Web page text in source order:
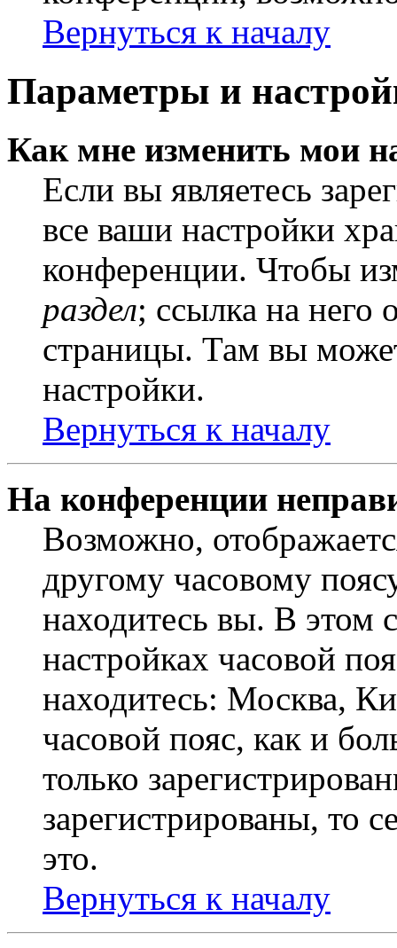
Вернуться к началу
Параметры и
Как мне изменить мои
Если вы являетесь
все ваши настройки
конференции. Чтобы
раздел; ссылка на него
страницы. Там вы
настройки.
Вернуться к началу
На конференции
Возможно,
другому часовому
находитесь вы. В этом
настройках часовой
находитесь: Москва,
часовой пояс, как и
только
зарегистрированы, то
это.
Вернуться к началу